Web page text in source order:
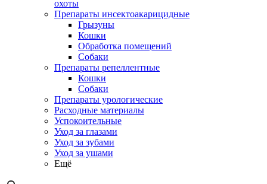
охоты
Препараты инсектоакарицидные
Грызуны
Кошки
Обработка помещений
Собаки
Препараты репеллентные
Кошки
Собаки
Препараты урологические
Расходные материалы
Успокоительные
Уход за глазами
Уход за зубами
Уход за ушами
Ещё